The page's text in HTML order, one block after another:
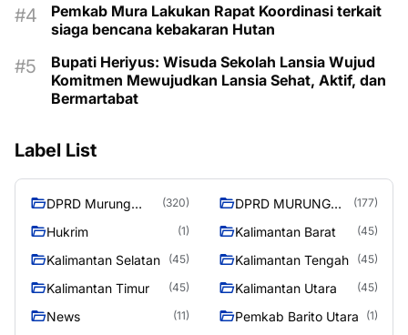
Pemkab Mura Lakukan Rapat Koordinasi terkait
siaga bencana kebakaran Hutan
Bupati Heriyus: Wisuda Sekolah Lansia Wujud
Komitmen Mewujudkan Lansia Sehat, Aktif, dan
Bermartabat
Label List
DPRD Murung
(320)
DPRD MURUNG
(177)
Hukrim (1) Kalimantan Barat (45)
Kalimantan Selatan (45) Kalimantan Tengah (45)
Kalimantan Timur (45) Kalimantan Utara (45)
News (11) Pemkab Barito Utara (1)